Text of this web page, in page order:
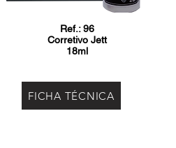
Ref.: 96
Corretivo Jett
18ml
FICHA TÉCNICA